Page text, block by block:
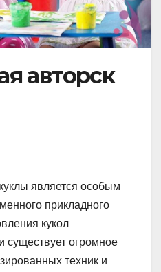
авторск
является особым
прикладного
кукол
существует огромное
техник и